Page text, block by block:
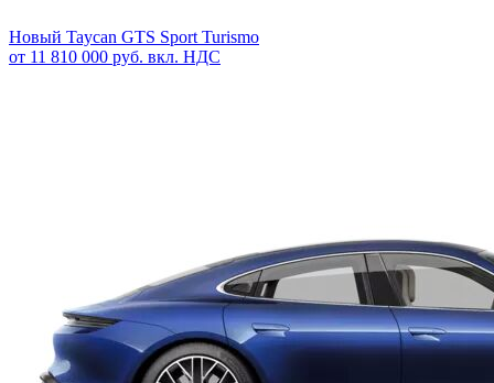
Новый Taycan GTS Sport Turismo
от 11 810 000 руб. вкл. НДС